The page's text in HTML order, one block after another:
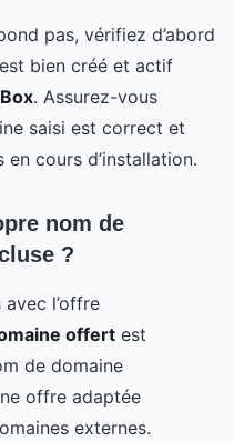
pas, vérifiez d’abord
bien créé et actif
. Assurez-vous
saisi est correct et
en cours d’installation.
nom de
?
avec l’offre
offert est
de domaine
offre adaptée
externes.